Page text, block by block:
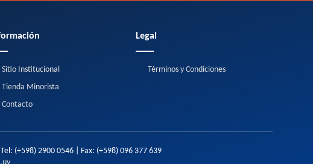
Sitio Institucional
Tienda Minorista
Contacto
Legal
Términos y Condiciones
(+598) 2900 0546| Fax: (+598) 096 377 639